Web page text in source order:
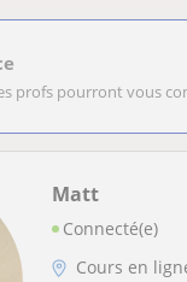
profs pourront vous
Matt
Connecté(e)
Cours en